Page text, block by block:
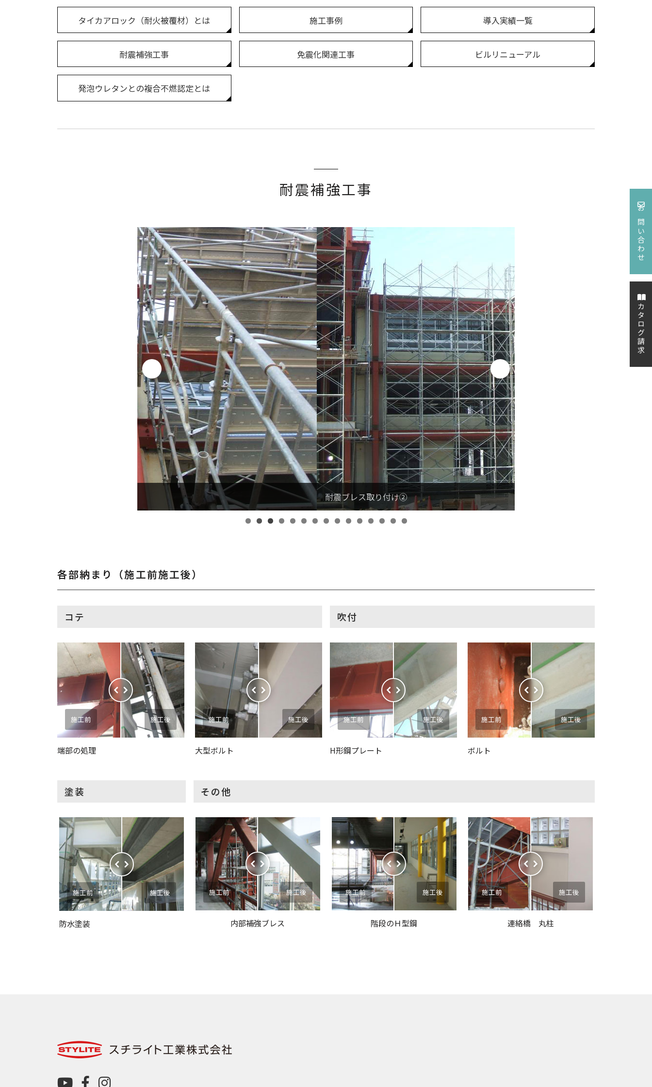
お問い合わせ
カタログ請求
タイカアロック （耐火被覆材）とは 施工事例 導入実績一覧
耐震補強工事 免震化関連工事 ビルリニューアル
発泡ウレタンとの複合不燃認定とは
耐震補強工事
耐震ブレス取り付け②
各部納まり（施工前施工後）
コテ
施工前 施工後
端部の処理
施工前 施工後
大型ボルト
吹付
施工前 施工後
H形鋼プレート
施工前 施工後
ボルト
塗装
施工前 施工後
防水塗装
その他
施工前 施工後
内部補強ブレス
施工前 施工後
階段のＨ型鋼
施工前 施工後
連絡橋 丸柱